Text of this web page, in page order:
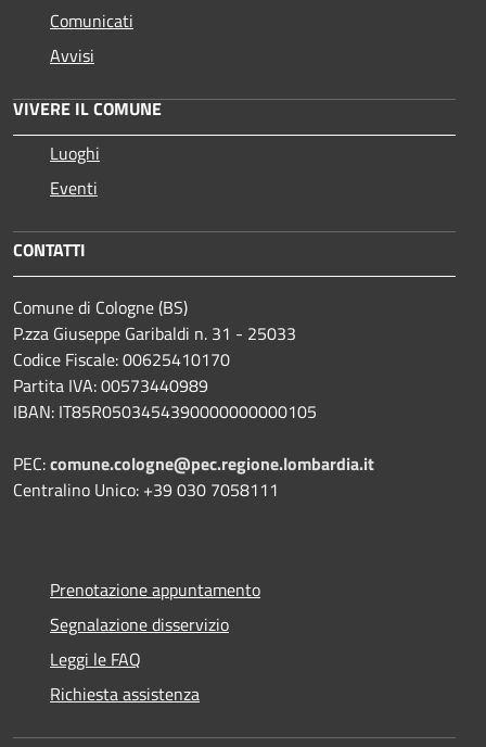
Comunicati
Avvisi
VIVERE IL COMUNE
Luoghi
Eventi
CONTATTI
Comune di Cologne (BS)
P.zza Giuseppe Garibaldi n. 31 - 25033
Codice Fiscale: 00625410170
Partita IVA: 00573440989
IBAN: IT85R0503454390000000000105
PEC:comune.cologne@pec.regione.lombardia.it
Centralino Unico: +39 030 7058111
Prenotazione appuntamento
Segnalazione disservizio
Leggi le FAQ
Richiesta assistenza